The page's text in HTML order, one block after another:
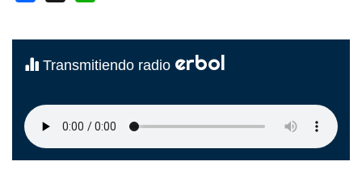
Transmitiendo radio erbol